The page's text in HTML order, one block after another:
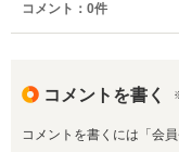
コメント： 0件
コメントを書く
コメントを書くには「会員